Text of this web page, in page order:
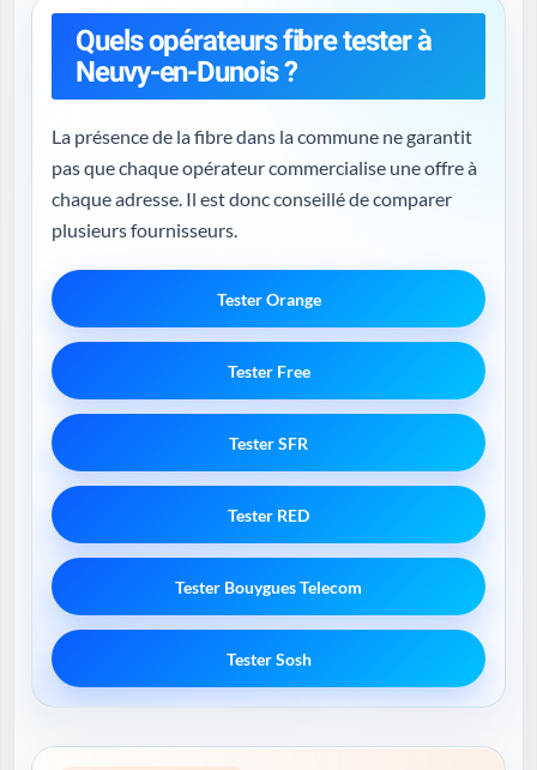
Quels opérateurs fibre tester à
Neuvy-en-Dunois ?
La présence de la fibre dans la commune ne garantit
pas que chaque opérateur commercialise une offre à
chaque adresse. Il est donc conseillé de comparer
plusieurs fournisseurs.
Tester Orange
Tester Free
Tester SFR
Tester RED
Tester Bouygues Telecom
Tester Sosh